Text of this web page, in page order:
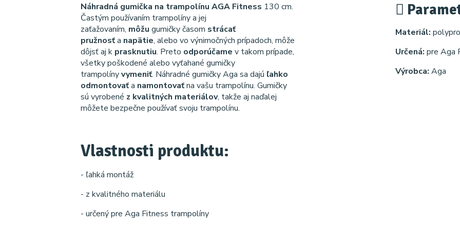
Náhradná gumička na trampolínu AGA Fitness 130 cm.
Častým používaním trampolíny a jej
zaťažovaním, môžu gumičky časom strácať
pružnosťa napätie, alebo vo výnimočných prípadoch, môže
dôjsť aj k prasknutiu. Preto odporúčame v takom prípade,
všetky poškodené alebo vyťahané gumičky
trampolínyvymeniť. Náhradné gumičky Aga sa dajú ľahko
odmontovaťa namontovaťna vašu trampolínu. Gumičky
sú vyrobené z kvalitných materiálov, takže aj naďalej
môžete bezpečne používať svoju trampolínu.
Vlastnosti produktu:
- ľahká montáž
- z kvalitného materiálu
- určený pre Aga Fitness trampolíny
Materiál:
Určená: pre Aga
Výrobca: Aga